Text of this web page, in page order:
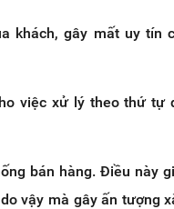
khách, gây mất uy tín
việc xử lý theo thứ tự
bán hàng. Điều này
vậy mà gây ấn tượng